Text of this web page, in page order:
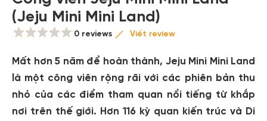
(Jeju Mini Mini Land)
0 reviews Viết review
Mất hơn 5 năm để hoàn thành, Jeju Mini Mini Land
là một công viên rộng rãi với các phiên bản thu
nhỏ của các điểm tham quan nổi tiếng từ khắp
nơi trên thế giới. Hơn 116 kỳ quan kiến trúc và Di